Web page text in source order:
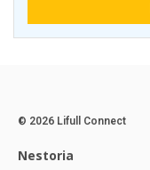
© 2026 Lifull Connect
Nestoria